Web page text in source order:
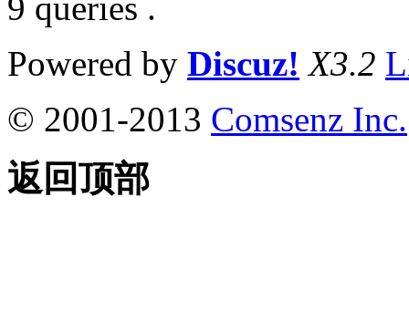
Powered by Discuz! X3.2
© 2001-2013 Comsenz Inc.
返回顶部